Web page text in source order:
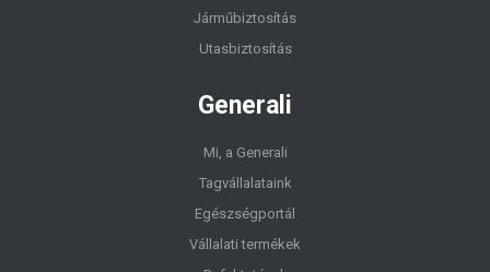
Járműbiztosítás
Utasbiztosítás
Generali
Mi, a Generali
Tagvállalataink
Egészségportál
Vállalati termékek